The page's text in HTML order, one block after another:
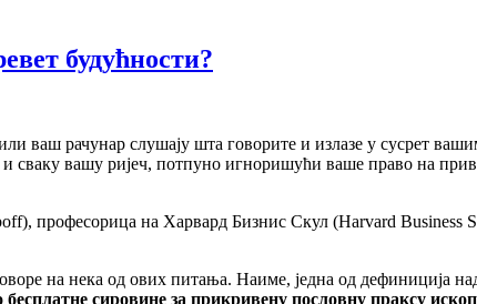
будућности?
ваш рачунар слушају шта говорите и излазе у сусрет
сваку вашу ријеч, потпуно игноришући ваше право на
професорица на Харвард Бизнис Скул (Harvard Business
на нека од ових питања. Наиме, једна од дефиниција
бесплатне сировине за прикривену пословну праксу